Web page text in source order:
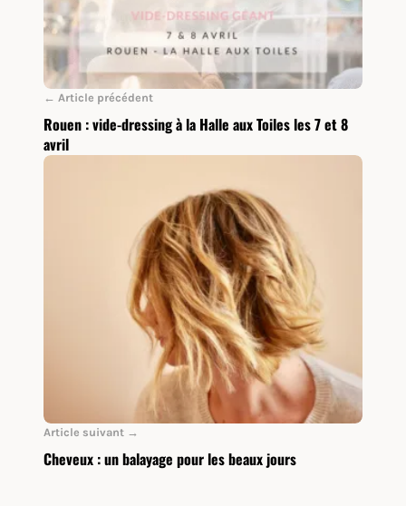
← Article précédent
Rouen : vide-dressing à la Halle aux Toiles les 7 et 8
avril
Article suivant →
Cheveux : un balayage pour les beaux jours